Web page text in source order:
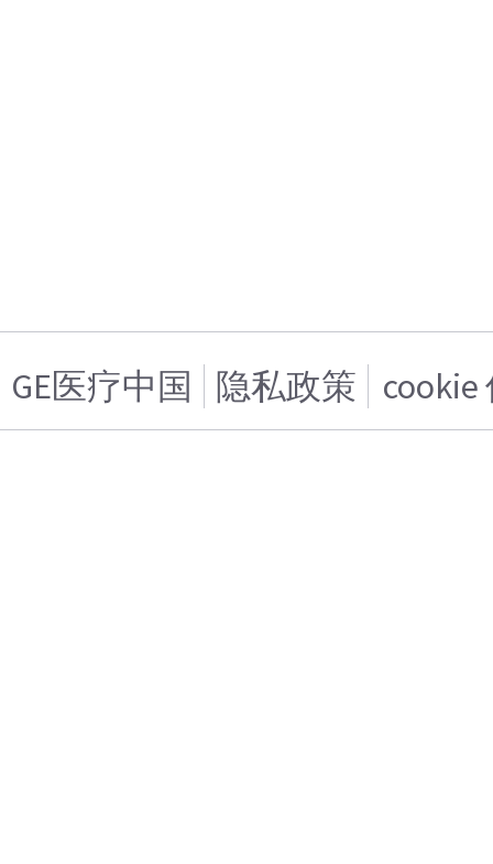
GE医疗中国 隐私政策 cookie